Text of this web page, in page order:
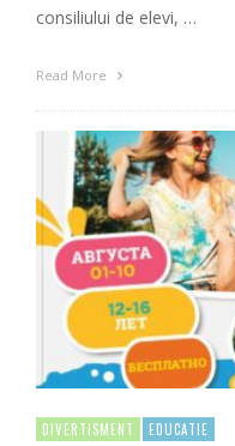
consiliului de elevi, …
Read More
DIVERTISMENT EDUCATIE